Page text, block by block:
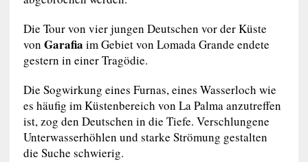
Die Tour von vier jungen Deutschen vor der Küste
von Garafia im Gebiet von Lomada Grande endete
gestern in einer Tragödie.
Die Sogwirkung eines Furnas, eines Wasserloch wie
es häufig im Küstenbereich von La Palma anzutreffen
ist, zog den Deutschen in die Tiefe. Verschlungene
Unterwasserhöhlen und starke Strömung gestalten
die Suche schwierig.